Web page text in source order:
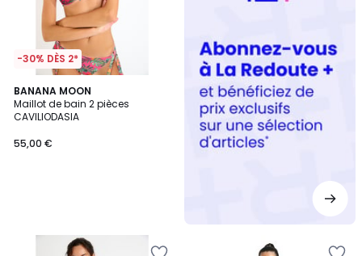
-30% DÈS 2*
BANANA MOON
Maillot de bain 2 pièces
CAVILIODASIA
55,00 €